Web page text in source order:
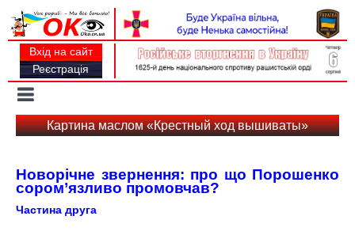
Вхід на сайт
Реєстрація
navigationКартина маслом «Крестный ход вышиваты»
Новорічне звернення: про що Порошенко
сором’язливо промовчав?
Частина друга